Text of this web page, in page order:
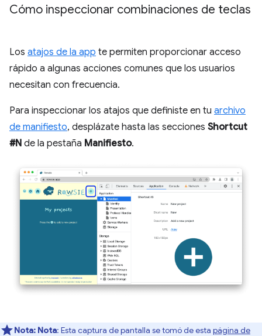
Cómo inspeccionar combinaciones de teclas
Los atajos de la app te permiten proporcionar acceso
rápido a algunas acciones comunes que los usuarios
necesitan con frecuencia.
Para inspeccionar los atajos que definiste en tu archivo
de manifiesto, desplázate hasta las secciones Shortcut
#N de la pestaña Manifiesto.
Nota: Nota: Esta captura de pantalla se tomó de esta página de